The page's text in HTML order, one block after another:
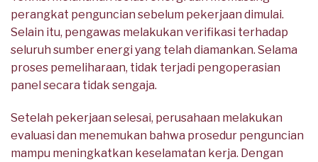
perangkat penguncian sebelum pekerjaan dimulai.
Selain itu, pengawas melakukan verifikasi terhadap
seluruh sumber energi yang telah diamankan. Selama
proses pemeliharaan, tidak terjadi pengoperasian
panel secara tidak sengaja.
Setelah pekerjaan selesai, perusahaan melakukan
evaluasi dan menemukan bahwa prosedur penguncian
mampu meningkatkan keselamatan kerja. Dengan